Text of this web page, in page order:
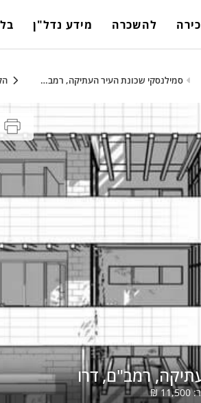
להשכרה מידע נדל"ן
סמילנסקי שכונת העיר העתיקה, רמב"ם, דרו
רמב"ם, דרו
11,500
₪